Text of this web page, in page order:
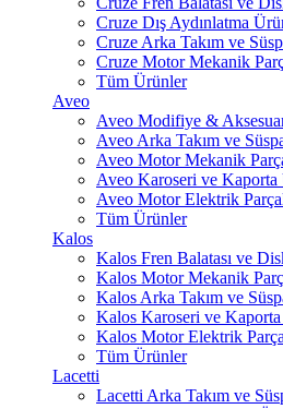
Cruze Dış Aydınlatma
Cruze Arka Takım ve
Cruze Motor Mekanik
Tüm Ürünler
Aveo
Aveo Modifiye &
Aveo Arka Takım ve
Aveo Motor Mekanik
Aveo Karoseri ve Kaporta
Aveo Motor Elektrik
Tüm Ürünler
Kalos
Kalos Fren Balatası ve
Kalos Motor Mekanik
Kalos Arka Takım ve
Kalos Karoseri ve
Kalos Motor Elektrik
Tüm Ürünler
Lacetti
Lacetti Arka Takım ve